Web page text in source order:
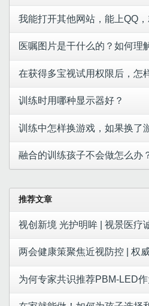
医嘱图片是干什么的？如何理
在获得多宝视试用权限后，怎
训练时用哪种显示器好？
融合的训练孩子不会做怎么办
推荐文章
为何专家共识推荐PBM-LED